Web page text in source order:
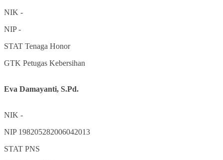
NIK -
NIP-
STAT Tenaga Honor
GTK Petugas Kebersihan
Eva Damayanti, S.Pd.
NIK -
NIP 198205282006042013
STAT PNS